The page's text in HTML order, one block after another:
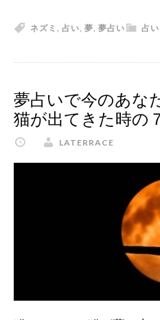
占い
ネズミ , 占い, 夢, 夢占い
夢占いで今のあな
猫が出てきた時の
LATERRACE